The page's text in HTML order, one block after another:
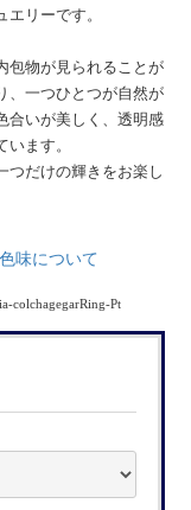
リーです。
包物が見られることが
、一つひとつが自然が
合いが美しく、透明感
ます。
つだけの輝きをお楽し
味について
colchagegarRing-Pt